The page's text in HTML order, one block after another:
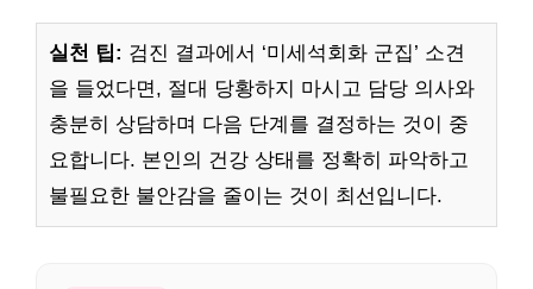
실천 팁: 검진 결과에서 ‘미세석회화 군집’ 소견
을 들었다면, 절대 당황하지 마시고 담당 의사와
충분히 상담하며 다음 단계를 결정하는 것이 중
요합니다. 본인의 건강 상태를 정확히 파악하고
불필요한 불안감을 줄이는 것이 최선입니다.